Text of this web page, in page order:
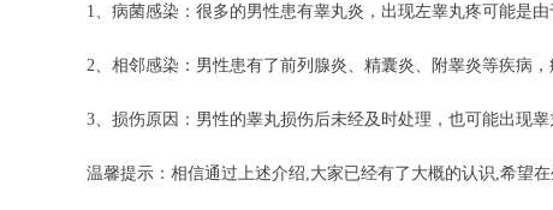
1、病菌感染：很多的男性患有睾丸炎，出现左睾丸疼可能是
2、相邻感染：男性患有了前列腺炎、精囊炎、附睾炎等疾病，
3、损伤原因：男性的睾丸损伤后未经及时处理，也可能出现
温馨提示：相信通过上述介绍,大家已经有了大概的认识,希望